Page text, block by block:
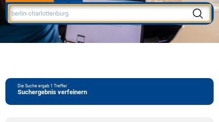
Die Suche ergab1 Treffer
Suchergebnis verfeinern